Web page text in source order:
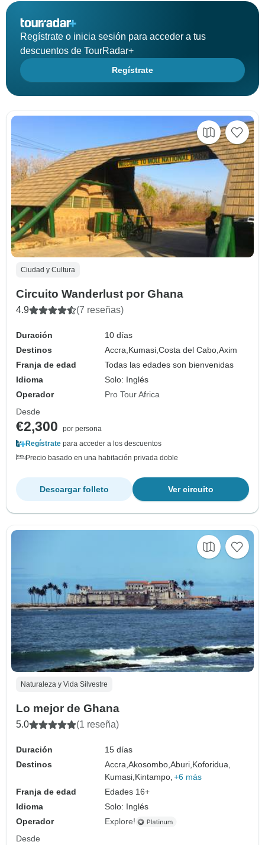
Regístrate o inicia sesión para acceder a tus
descuentos de TourRadar+
Regístrate
Ciudad y Cultura
Circuito Wanderlust por Ghana
4.9 (7 reseñas)
Duración
10 días
Destinos
Accra,Kumasi,Costa del Cabo,Axim
Franja de edad
Todas las edades son bienvenidas
Idioma
Solo: Inglés
Operador
Pro Tour Africa
Desde
€2,300
por persona
Regístrate para acceder a los descuentos
Precio basado en una habitación privada doble
Ver circuito
Descargar folleto
Naturaleza y Vida Silvestre
Lo mejor de Ghana
5.0 (1 reseña)
Duración
15 días
Destinos
Accra,Akosombo,Aburi,Koforidua,
Kumasi,Kintampo, +6 más
Franja de edad
Edades 16+
Idioma
Solo: Inglés
Operador
Explore!
Desde